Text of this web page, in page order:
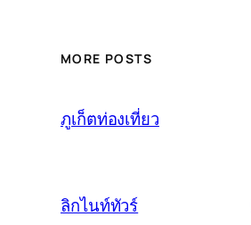
MORE POSTS
ภูเก็ตท่องเที่ยว
ลิกไนท์ทัวร์